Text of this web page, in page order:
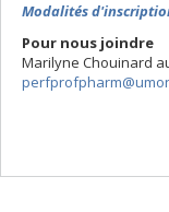
Modalités
Pour nous joindre
Marilyne Chouinard